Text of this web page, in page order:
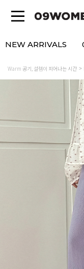
NEW ARRIVALS
Warm 공기, 설렘이 피어나는 시간